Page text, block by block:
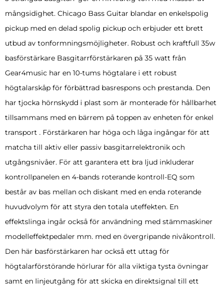
mångsidighet. Chicago Bass Guitar blandar en enkelspolig
pickup med en delad spolig pickup och erbjuder ett brett
utbud av tonformningsmöjligheter. Robust och kraftfull 35w
basförstärkare Basgitarrförstärkaren på 35 watt från
Gear4music har en 10-tums högtalare i ett robust
högtalarskåp för förbättrad basrespons och prestanda. Den
har tjocka hörnskydd i plast som är monterade för hållbarhet
tillsammans med en bärrem på toppen av enheten för enkel
transport . Förstärkaren har höga och låga ingångar för att
matcha till aktiv eller passiv basgitarrelektronik och
utgångsnivåer. För att garantera ett bra ljud inkluderar
kontrollpanelen en 4-bands roterande kontroll-EQ som
består av bas mellan och diskant med en enda roterande
huvudvolym för att styra den totala uteffekten. En
effektslinga ingår också för användning med stämmaskiner
modelleffektpedaler mm. med en övergripande nivåkontroll.
Den här basförstärkaren har också ett uttag för
högtalarförstörande hörlurar för alla viktiga tysta övningar
samt en linjeutgång för att skicka en direktsignal till ett